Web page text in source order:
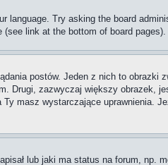
Try asking the board
link at the bottom of board pages).
postów. Jeden z nich to
Drugi, zazwyczaj większy obrazek,
masz wystarczające
lub jaki ma status na forum, np.